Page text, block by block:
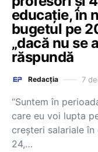
educație, în
bugetul pe
„dacă nu se
răspundă
Redacția 7
“Suntem în
care eu voi lupta
creșteri salariale în
24,…